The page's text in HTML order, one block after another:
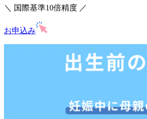
＼ 国際基準10倍精度 ／
お申込み